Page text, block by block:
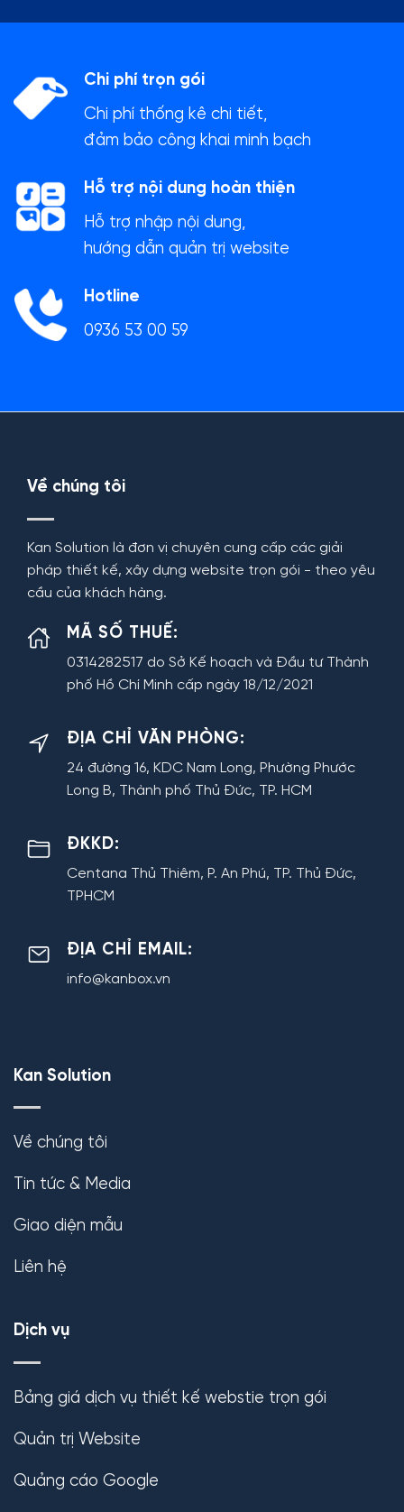
Chi phí trọn gói
Chi phí thống kê chi tiết,
đảm bảo công khai minh bạch
Hỗ trợ nội dung hoàn thiện
Hỗ trợ nhập nội dung,
hướng dẫn quản trị website
Hotline
0936 53 00 59
Về chúng tôi
Kan Solution là đơn vị chuyên cung cấp các giải
pháp thiết kế, xây dựng website trọn gói - theo yêu
cầu của khách hàng.
MÃ SỐ THUẾ:
0314282517 do Sở Kế hoạch và Đầu tư Thành
phố Hồ Chí Minh cấp ngày 18/12/2021
ĐỊA CHỈ VĂN PHÒNG:
24 đường 16, KDC Nam Long, Phường Phước
Long B, Thành phố Thủ Đức, TP. HCM
ĐKKD:
Centana Thủ Thiêm, P. An Phú, TP. Thủ Đức,
TPHCM
ĐỊA CHỈ EMAIL:
info@kanbox.vn
Kan Solution
Về chúng tôi
Tin tức & Media
Giao diện mẫu
Liên hệ
Dịch vụ
Bảng giá dịch vụ thiết kế webstie trọn gói
Quản trị Website
Quảng cáo Google